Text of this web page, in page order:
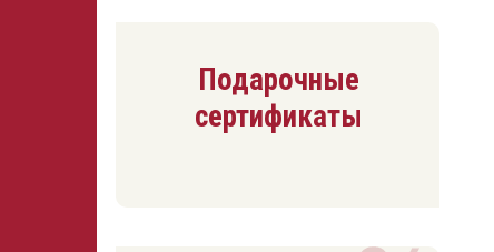
Подарочные
сертификаты